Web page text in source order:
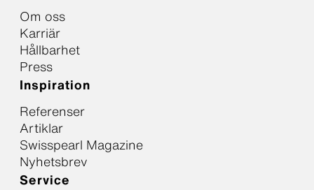
Om oss
Karriär
Hållbarhet
Press
Inspiration
Referenser
Artiklar
Swisspearl Magazine
Nyhetsbrev
Service